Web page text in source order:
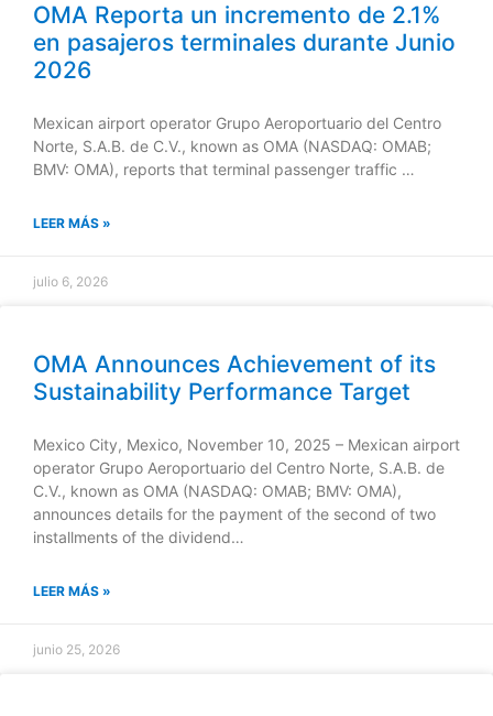
OMA Reporta un incremento de 2.1%
en pasajeros terminales durante Junio
2026
Mexican airport operator Grupo Aeroportuario del Centro
Norte, S.A.B. de C.V., known as OMA (NASDAQ: OMAB;
BMV: OMA), reports that terminal passenger traffic …
LEER MÁS »
julio 6, 2026
OMA Announces Achievement of its
Sustainability Performance Target
Mexico City, Mexico, November 10, 2025 – Mexican airport
operator Grupo Aeroportuario del Centro Norte, S.A.B. de
C.V., known as OMA (NASDAQ: OMAB; BMV: OMA),
announces details for the payment of the second of two
installments of the dividend…
LEER MÁS »
junio 25, 2026